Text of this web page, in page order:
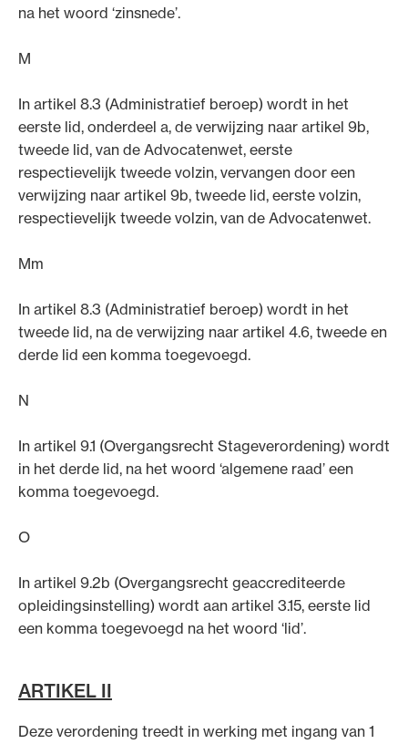
na het woord ‘zinsnede’.
M
In artikel 8.3 (Administratief beroep) wordt in het
eerste lid, onderdeel a, de verwijzing naar artikel 9b,
tweede lid, van de Advocatenwet, eerste
respectievelijk tweede volzin, vervangen door een
verwijzing naar artikel 9b, tweede lid, eerste volzin,
respectievelijk tweede volzin, van de Advocatenwet.
Mm
In artikel 8.3 (Administratief beroep) wordt in het
tweede lid, na de verwijzing naar artikel 4.6, tweede en
derde lid een komma toegevoegd.
N
In artikel 9.1 (Overgangsrecht Stageverordening) wordt
in het derde lid, na het woord ‘algemene raad’ een
komma toegevoegd.
O
In artikel 9.2b (Overgangsrecht geaccrediteerde
opleidingsinstelling) wordt aan artikel 3.15, eerste lid
een komma toegevoegd na het woord ‘lid’.
ARTIKEL II
Deze verordening treedt in werking met ingang van 1